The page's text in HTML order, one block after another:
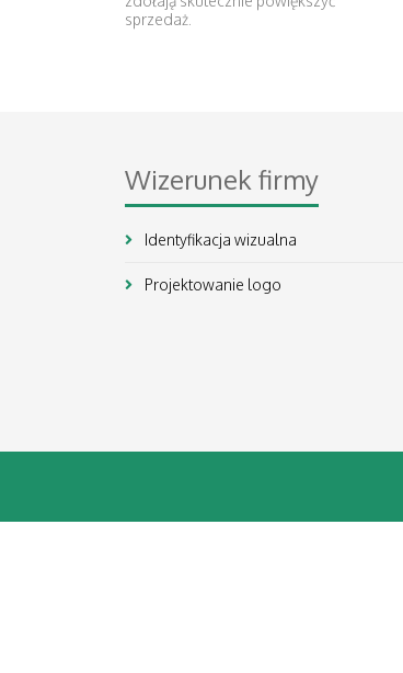
sprzedaż.
Wizerunek firmy
Identyfikacja wizualna
Projektowanie logo